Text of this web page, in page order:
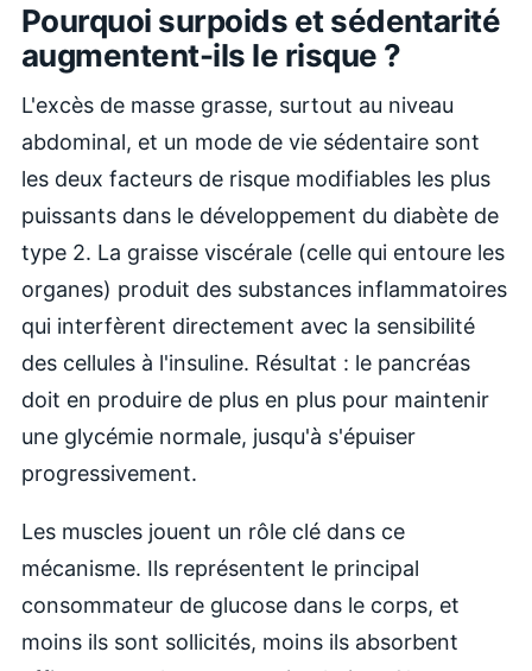
Pourquoi surpoids et sédentarité
augmentent-ils le risque ?
L'excès de masse grasse, surtout au niveau
abdominal, et un mode de vie sédentaire sont
les deux facteurs de risque modifiables les plus
puissants dans le développement du diabète de
type 2. La graisse viscérale (celle qui entoure les
organes) produit des substances inflammatoires
qui interfèrent directement avec la sensibilité
des cellules à l'insuline. Résultat : le pancréas
doit en produire de plus en plus pour maintenir
une glycémie normale, jusqu'à s'épuiser
progressivement.
Les muscles jouent un rôle clé dans ce
mécanisme. Ils représentent le principal
consommateur de glucose dans le corps, et
moins ils sont sollicités, moins ils absorbent